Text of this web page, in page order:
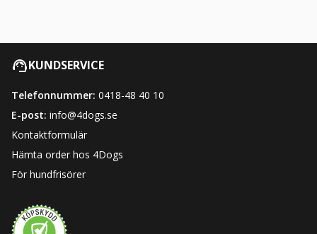
KUNDSERVICE
Telefonnummer: 0418-48 40 10
E-post: info@4dogs.se
Kontaktformulär
Hämta order hos 4Dogs
För hundfrisörer